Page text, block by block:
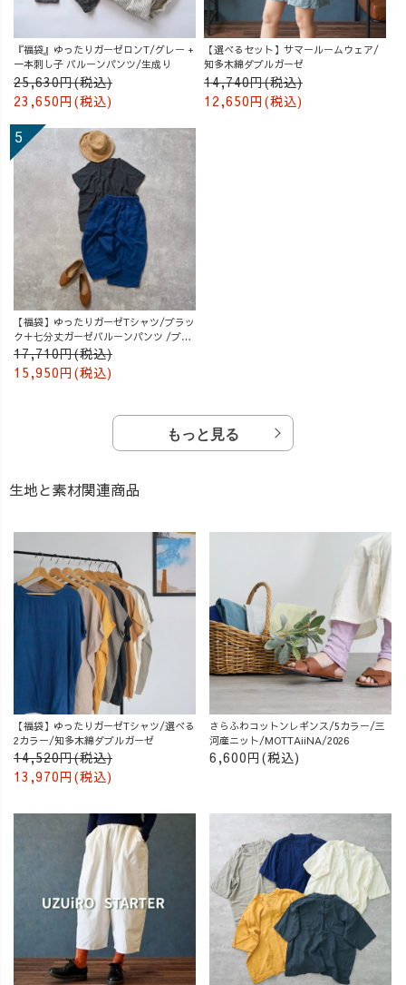
『福袋』ゆったりガーゼロンT/グレー +
一本刺し子 バルーンパンツ/生成り
25,630円(税込)
23,650円(税込)
【選べるセット】サマールームウェア/
知多木綿ダブルガーゼ
14,740円(税込)
12,650円(税込)
【福袋】ゆったりガーゼTシャツ/ブラッ
ク＋七分丈ガーゼバルーンパンツ /ブル
ー
17,710円(税込)
15,950円(税込)
もっと見る
生地と素材関連商品
【福袋】ゆったりガーゼTシャツ/選べる
2カラー/知多木綿ダブルガーゼ
14,520円(税込)
13,970円(税込)
さらふわコットンレギンス/5カラー/三
河産ニット/MOTTAiiNA/2026
6,600円(税込)